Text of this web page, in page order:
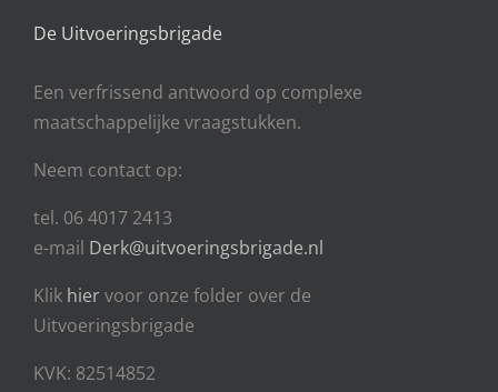
De Uitvoeringsbrigade
Een verfrissend antwoord op complexe
maatschappelijke vraagstukken.
Neem contact op:
tel. 06 4017 2413
e-mail Derk@uitvoeringsbrigade.nl
Klik hiervoor onze folder over de
Uitvoeringsbrigade
KVK: 82514852